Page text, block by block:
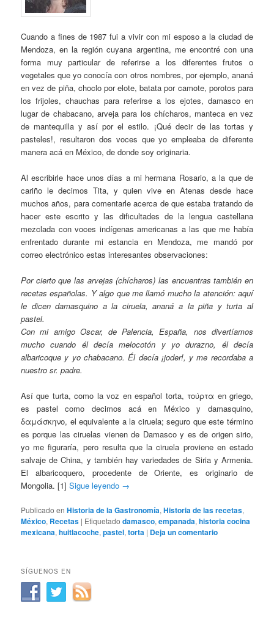
Cuando a fines de 1987 fui a vivir con mi esposo a la ciudad de
Mendoza, en la región cuyana argentina, me encontré con una
forma muy particular de referirse a los diferentes frutos o
vegetales que yo conocía con otros nombres, por ejemplo, ananá
en vez de piña, choclo por elote, batata por camote, porotos para
los frijoles, chauchas para referirse a los ejotes, damasco en
lugar de chabacano, arveja para los chícharos, manteca en vez
de mantequilla y así por el estilo. ¡Qué decir de las tortas y
pasteles!, resultaron dos voces que yo empleaba de diferente
manera acá en México, de donde soy originaria.
Al escribirle hace unos días a mi hermana Rosario, a la que de
cariño le decimos Tita, y quien vive en Atenas desde hace
muchos años, para comentarle acerca de que estaba tratando de
hacer este escrito y las dificultades de la lengua castellana
mezclada con voces indígenas americanas a las que me había
enfrentado durante mi estancia en Mendoza, me mandó por
correo electrónico estas interesantes observaciones:
Por cierto que las arvejas (chícharos) las encuentras también en
recetas españolas. Y algo que me llamó mucho la atención: aquí
le dicen damasquino a la ciruela, ananá a la piña y turta al
pastel.
Con mi amigo Oscar, de Palencia, España, nos divertíamos
mucho cuando él decía melocotón y yo durazno, él decía
albaricoque y yo chabacano. Él decía ¡joder!, y me recordaba a
nuestro sr. padre.
Así que turta, como la voz en español torta, τούρτα en griego,
es pastel como decimos acá en México y damasquino,
δαμάσκηνο, el equivalente a la ciruela; seguro que este término
es porque las ciruelas vienen de Damasco y es de origen sirio,
yo me figuraría, pero resulta que la ciruela proviene en estado
salvaje de China, y también hay variedades de Siria y Armenia.
El albaricoquero, procedente de Oriente, es originario de
Mongolia. [1]Sigue leyendo →
Publicado en Historia de la Gastronomía,Historia de las recetas,
México, Recetas | Etiquetado damasco,empanada,historia cocina
mexicana,huitlacoche,pastel,torta | Deja un comentario
SÍGUENOS EN